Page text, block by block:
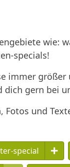
wie:
specials!
immer
dich gern bei
Fotos und
special